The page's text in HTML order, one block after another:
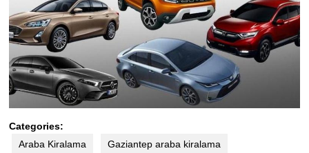
Categories:
Araba Kiralama
Gaziantep araba kiralama